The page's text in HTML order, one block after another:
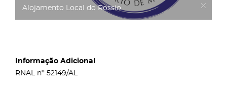
Alojamento Local do Rossio
Informação Adicional
RNAL nº 52149/AL